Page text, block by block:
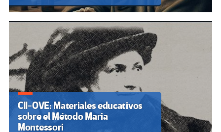
CII-OVE: Materiales educativos
sobre el Método Maria
Montessori